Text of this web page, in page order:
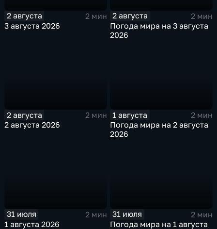
2 августа
2 мин
3 августа 2026
2 августа
2 мин
Погода мира на 3 августа
2026
2 августа
2 мин
2 августа 2026
1 августа
2 мин
Погода мира на 2 августа
2026
31 июля
2 мин
1 августа 2026
31 июля
2 мин
Погода мира на 1 августа